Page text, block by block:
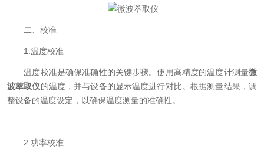
二、校准
1.温度校准
温度校准是确保准确性的关键步骤。使用高精度的温度计测量微
波萃取仪的温度，并与设备的显示温度进行对比。根据测量结果，调
整设备的温度设定，以确保温度测量的准确性。
2.功率校准